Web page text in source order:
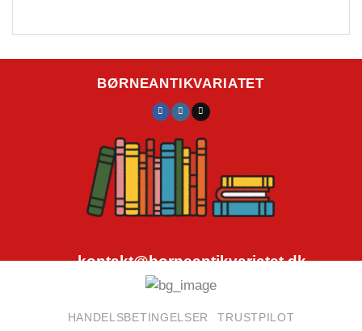
BØRNEANTIKVARIATET
kontakt@borneantikvariatet.dk
HANDELSBETINGELSER TRUSTPILOT